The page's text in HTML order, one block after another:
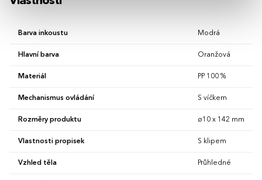
Barva inkoustu Modrá
Hlavní barva Oranžová
Materiál PP 100 %
Mechanismus ovládání S víčkem
Rozměry produktu ø10 x 142 mm
Vlastnosti propisek S klipem
Vzhled těla Průhledné